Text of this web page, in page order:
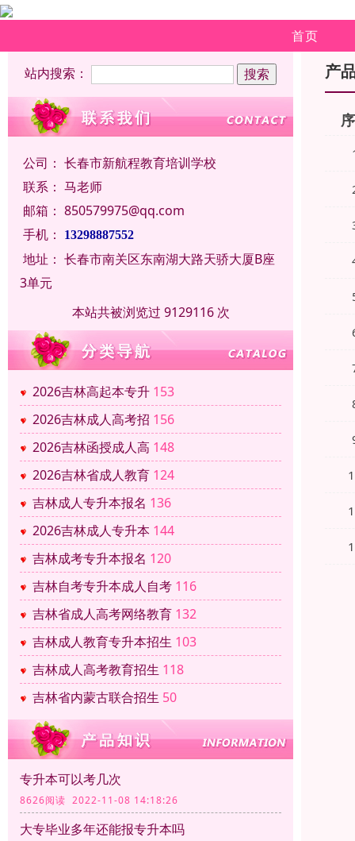
首页
站内搜索：
公司： 长春市新航程教育培训学校
联系： 马老师
邮箱： 850579975@qq.com
手机：
13298887552
地址： 长春市南关区东南湖大路天骄大厦B座
3单元
本站共被浏览过 9129116 次
2026吉林高起本专升 153
2026吉林成人高考招 156
2026吉林函授成人高 148
2026吉林省成人教育 124
吉林成人专升本报名 136
2026吉林成人专升本 144
吉林成考专升本报名 120
吉林自考专升本成人自考 116
吉林省成人高考网络教育 132
吉林成人教育专升本招生 103
吉林成人高考教育招生 118
吉林省内蒙古联合招生 50
专升本可以考几次
8626阅读 2022-11-08 14:18:26
大专毕业多年还能报专升本吗
产